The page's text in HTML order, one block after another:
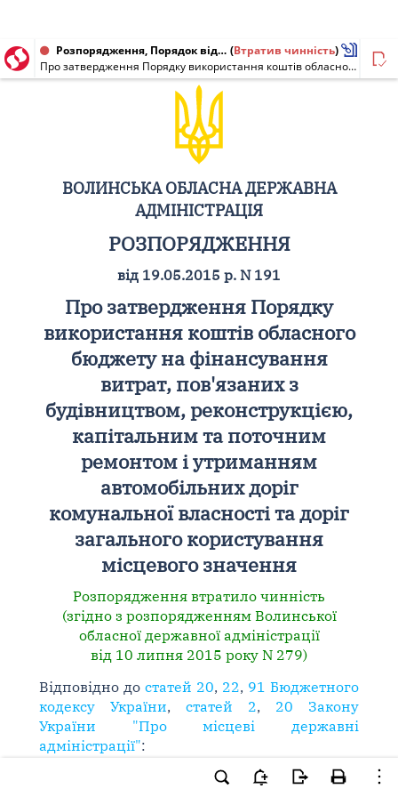
Розпорядження, Порядок від 19.05.2015 № 191 (Втратив чинність)
Про затвердження Порядку використання коштів обласного бюджету на фінансування витрат, пов'язаних з будівництвом, реконструкцією, капітальним та поточним ремонтом і утриманням автомобільних доріг комунальної власності та доріг загального користування місцевого значення
ВОЛИНСЬКА ОБЛАСНА ДЕРЖАВНА
АДМІНІСТРАЦІЯ
РОЗПОРЯДЖЕННЯ
від 19.05.2015 р. N 191
Про затвердження Порядку
використання коштів обласного
бюджету на фінансування
витрат, пов'язаних з
будівництвом, реконструкцією,
капітальним та поточним
ремонтом і утриманням
автомобільних доріг
комунальної власності та доріг
загального користування
місцевого значення
Розпорядження втратило чинність
(згідно з розпорядженням Волинської
обласної державної адміністрації
від 10 липня 2015 року N 279)
Відповідно до статей 20, 22, 91 Бюджетного
кодексу України, статей 2, 20 Закону
України "Про місцеві державні
адміністрації":
1. Затвердити Порядок надання і